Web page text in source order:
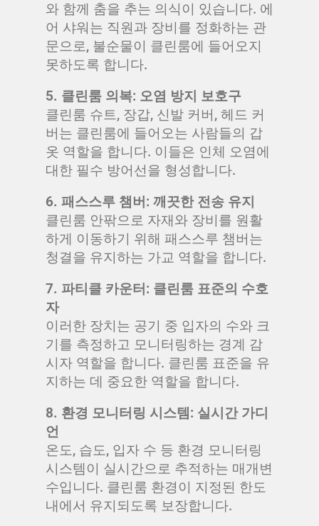
와 함께 춤을 추는 의식이 있습니다. 에
어 샤워는 직원과 장비를 정화하는 관
문으로, 불순물이 클린룸에 들어오지
못하도록 합니다.
5. 클린룸 의복: 오염 방지 보호구
클린룸 슈트, 장갑, 신발 커버, 헤드 커
버는 클린룸에 들어오는 사람들의 갑
옷 역할을 합니다. 이들은 인체 오염에
대한 필수 방어선을 형성합니다.
6. 패스스루 챔버: 깨끗한 전송 유지
클린룸 안팎으로 자재와 장비를 원활
하게 이동하기 위해 패스스루 챔버는
청결을 유지하는 가교 역할을 합니다.
7. 파티클 카운터: 클린룸 표준의 수호
자
이러한 장치는 공기 중 입자의 수와 크
기를 측정하고 모니터링하는 경계 감
시자 역할을 합니다. 클린룸 표준을 유
지하는 데 중요한 역할을 합니다.
8. 환경 모니터링 시스템: 실시간 가디
언
온도, 습도, 입자 수 등 환경 모니터링
시스템이 실시간으로 추적하는 매개변
수입니다. 클린룸 환경이 지정된 한도
내에서 유지되도록 보장합니다.